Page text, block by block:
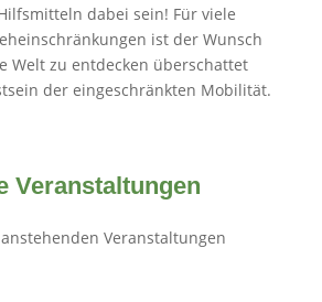
dabei sein! Für viele
ist der Wunsch
Welt zu entdecken überschattet
der eingeschränkten Mobilität.
Veranstaltungen
Veranstaltungen